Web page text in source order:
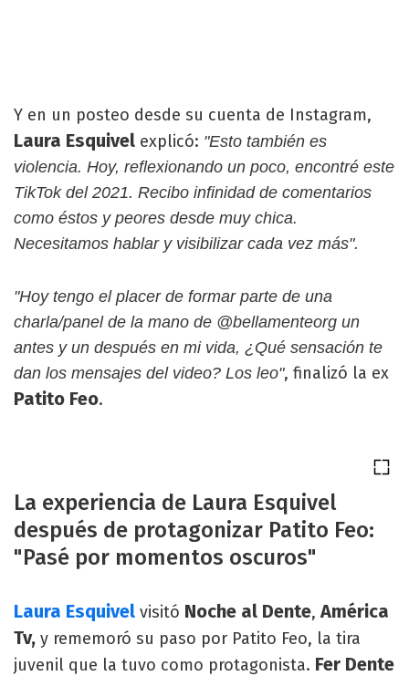
Y en un posteo desde su cuenta de Instagram,
Laura Esquivel explicó: "Esto también es
violencia. Hoy, reflexionando un poco, encontré este
TikTok del 2021. Recibo infinidad de comentarios
como éstos y peores desde muy chica.
Necesitamos hablar y visibilizar cada vez más".
"Hoy tengo el placer de formar parte de una
charla/panel de la mano de @bellamenteorg un
antes y un después en mi vida, ¿Qué sensación te
dan los mensajes del video? Los leo", finalizó la ex
Patito Feo.
La experiencia de Laura Esquivel
después de protagonizar Patito Feo:
"Pasé por momentos oscuros"
Laura Esquivel visitó Noche al Dente,América
Tv, y rememoró su paso por Patito Feo, la tira
juvenil que la tuvo como protagonista. Fer Dente